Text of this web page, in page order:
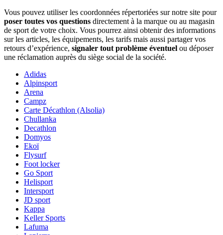
Vous pouvez utiliser les coordonnées répertoriées sur notre site pour
poser toutes vos questions directement à la marque ou au magasin
de sport de votre choix. Vous pourrez ainsi obtenir des informations
sur les articles, les équipements, les tarifs mais aussi partager vos
retours d’expérience, signaler tout problème éventuel ou déposer
une réclamation auprès du siège social de la société.
Adidas
Alpinsport
Arena
Campz
Carte Décathlon (Alsolia)
Chullanka
Decathlon
Domyos
Ekoï
Flysurf
Foot locker
Go Sport
Helisport
Intersport
JD sport
Kappa
Keller Sports
Lafuma